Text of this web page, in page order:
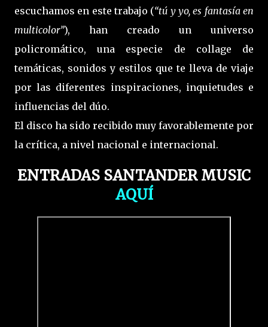
escuchamos en este trabajo (“tú y yo, es fantasía en
multicolor”), han creado un universo
policromático, una especie de collage de
temáticas, sonidos y estilos que te lleva de viaje
por las diferentes inspiraciones, inquietudes e
influencias del dúo.
El disco ha sido recibido muy favorablemente por
la crítica, a nivel nacional e internacional.
ENTRADAS SANTANDER MUSIC
AQUÍ